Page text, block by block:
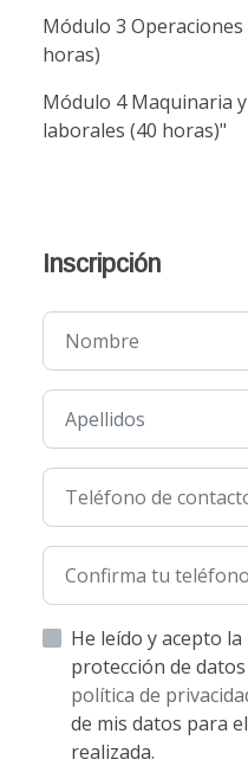
Módulo 3
horas)
Módulo 4 Maquinaria
laborales (40 horas)"
Inscripción
He leído y acepto la información básica sobre
política de
de mis datos para
realizada.